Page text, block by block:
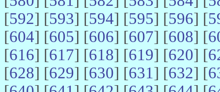
[592] [593] [594] [595] [596] [
[604] [605] [606] [607] [608] [
[616] [617] [618] [619] [620] [
[628] [629] [630] [631] [632] [